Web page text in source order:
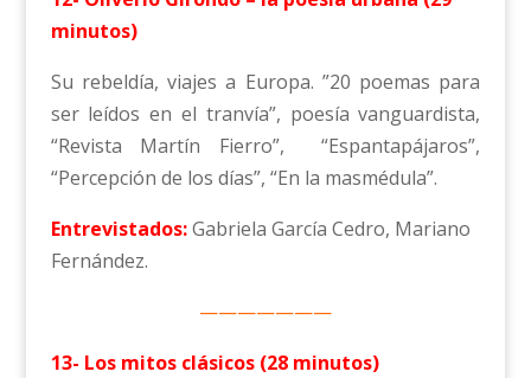
minutos)
Su rebeldía, viajes a Europa. ”20 poemas para
ser leídos en el tranvía”, poesía vanguardista,
“Revista Martín Fierro”, “Espantapájaros”,
“Percepción de los días”, “En la masmédula”.
Entrevistados:Gabriela García Cedro, Mariano
Fernández.
———————
13- Los mitos clásicos (28 minutos)